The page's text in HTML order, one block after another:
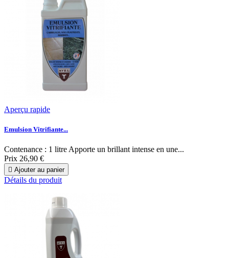
Aperçu rapide
Emulsion Vitrifiante...
Contenance : 1 litre Apporte un brillant intense en une...
Prix 26,90 €
 Ajouter au panier
Détails du produit